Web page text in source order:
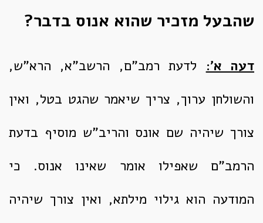
שהבעל מזכיר שהוא אנוס בדבר?
דעה א': לדעת רמב"ם, הרשב"א, הרא"ש,
והשולחן ערוך, צריך שיאמר שהגט בטל, ואין
צורך שיהיה שם אונס והריב"ש מוסיף בדעת
הרמב"ם שאפילו אומר שאינו אנוס. כי
המודעה הוא גילוי מילתא, ואין צורך שיהיה